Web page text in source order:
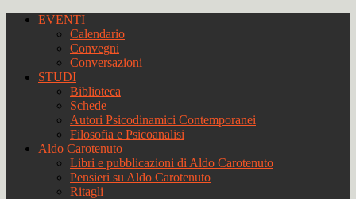
EVENTI
Calendario
Convegni
Conversazioni
STUDI
Biblioteca
Schede
Autori Psicodinamici Contemporanei
Filosofia e Psicoanalisi
Aldo Carotenuto
Libri e pubblicazioni di Aldo Carotenuto
Pensieri su Aldo Carotenuto
Ritagli